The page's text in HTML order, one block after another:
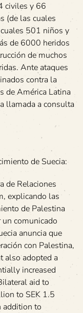
civiles y 66
(de las cuales
501 niños y
de 6000 heridos
de muchos
Ante ataques
contra la
de América Latina
llamada a consulta
de Suecia:
de Relaciones
explicando las
de Palestina
comunicado
anuncia que
con Palestina,
also adopted a
increased
aid to
to SEK 1.5
addition to